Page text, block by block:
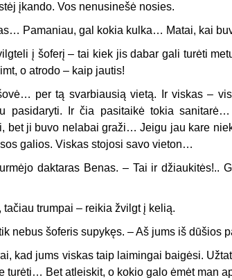
įkando. Vos nenusinešė nosies.
Pamaniau, gal kokia kulka… Matai, kai
į šoferį – tai kiek jis dabar gali tu­rėti
o atrodo – kaip jautis!
per tą svarbiausią vietą. Ir viskas –
pasidaryti. Ir čia pasitaikė tokia
bet ji buvo nelabai graži… Jeigu jau kare
galios. Viskas sto­josi savo vieton…
daktaras Benas. – Tai ir džiauki­tės!..
trumpai – reikia žvilgt į kelią.
nebus šoferis supykęs. – Aš jums iš dūšios
kad jums viskas taip laimingai bai­gėsi.
turėti… Bet atleiskit, o kokio galo ėmėt man